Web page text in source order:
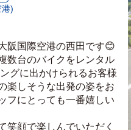
)
阪国際空港の西田です😊
数台のバイクをレンタル
グに出かけられるお客様
楽しそうな出発の姿をお
フにとっても一番嬉しい
笑顔で楽しんでいただく